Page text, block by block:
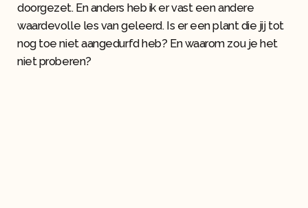
doorgezet. En anders heb ik er vast een andere
waardevolle les van geleerd. Is er een plant die jij tot
nog toe niet aangedurfd heb? En waarom zou je het
niet proberen?